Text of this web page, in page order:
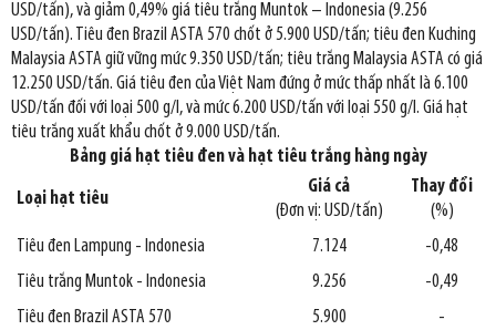
USD/tấn), và giảm 0,49% giá tiêu trắng Muntok – Indonesia (9.256
USD/tấn). Tiêu đen Brazil ASTA 570 chốt ở 5.900 USD/tấn; tiêu đen Kuching
Malaysia ASTA giữ vững mức 9.350 USD/tấn; tiêu trắng Malaysia ASTA có giá
12.250 USD/tấn. Giá tiêu đen của Việt Nam đứng ở mức thấp nhất là 6.100
USD/tấn đối với loại 500 g/l, và mức 6.200 USD/tấn với loại 550 g/l. Giá hạt
tiêu trắng xuất khẩu chốt ở 9.000 USD/tấn.
Bảng giá hạt tiêu đen và hạt tiêu trắng hàng ngày
Loại hạt tiêu
Giá cả
(Đơn vị: USD/tấn)
Thay đổi
(%)
Tiêu đen Lampung - Indonesia
7.124
-0,48
Tiêu trắng Muntok - Indonesia
9.256
-0,49
Tiêu đen Brazil ASTA 570
5.900
-